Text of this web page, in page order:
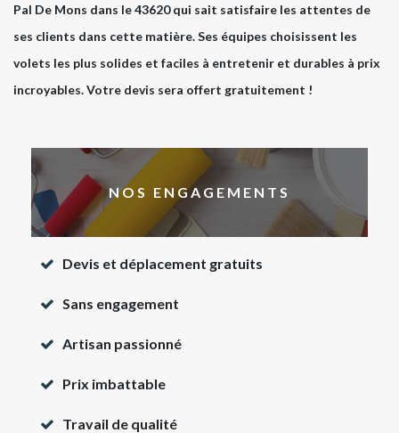
Pal De Mons dans le 43620 qui sait satisfaire les attentes de
ses clients dans cette matière. Ses équipes choisissent les
volets les plus solides et faciles à entretenir et durables à prix
incroyables. Votre devis sera offert gratuitement !
NOS ENGAGEMENTS
Devis et déplacement gratuits
Sans engagement
Artisan passionné
Prix imbattable
Travail de qualité